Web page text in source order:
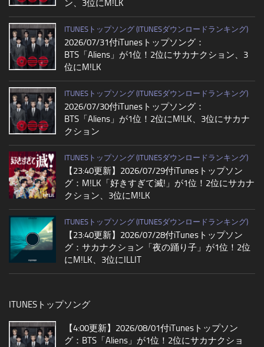
ン、3位にM!LK
ITUNESトップソング (ITUNESダウンロードランキング)
2026/07/31付iTunesトップソング：
BTS「Aliens」が1位！2位にサカナクション、3
位にM!LK
ITUNESトップソング (ITUNESダウンロードランキング)
2026/07/30付iTunesトップソング：
BTS「Aliens」が1位！2位にM!LK、3位にサカナ
クション
ITUNESトップソング (ITUNESダウンロードランキング)
【23:40更新】2026/07/29付iTunesトップソン
グ：M!LK「好きすぎて滅!」が1位！2位にサカナ
クション、3位にM!LK
ITUNESトップソング (ITUNESダウンロードランキング)
【23:40更新】2026/07/28付iTunesトップソン
グ：サカナクション「夜の踊り子」が1位！2位
にM!LK、3位にILLIT
ITUNESトップソング
【4:00更新】2026/08/01付iTunesトップソン
グ：BTS「Aliens」が1位！2位にサカナクショ